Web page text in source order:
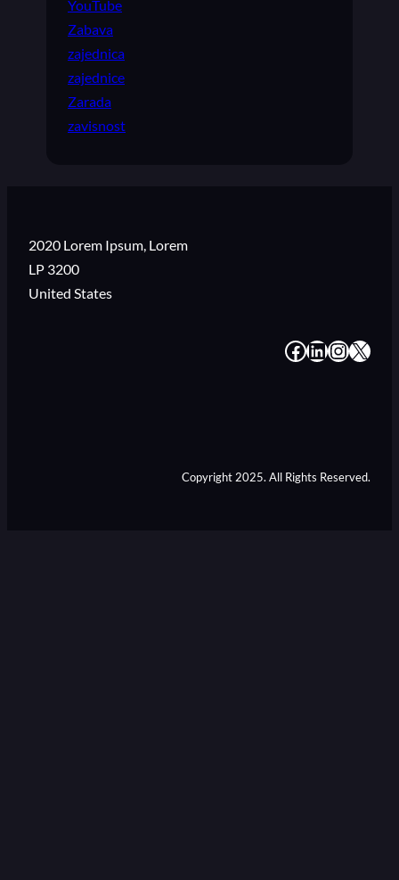
YouTube
Zabava
zajednica
zajednice
Zarada
zavisnost
2020 Lorem Ipsum, Lorem
LP 3200
United States
# # # #
Copyright 2025. All Rights Reserved.